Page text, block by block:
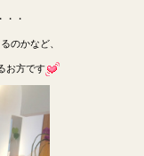
・
のかなど、
お方です